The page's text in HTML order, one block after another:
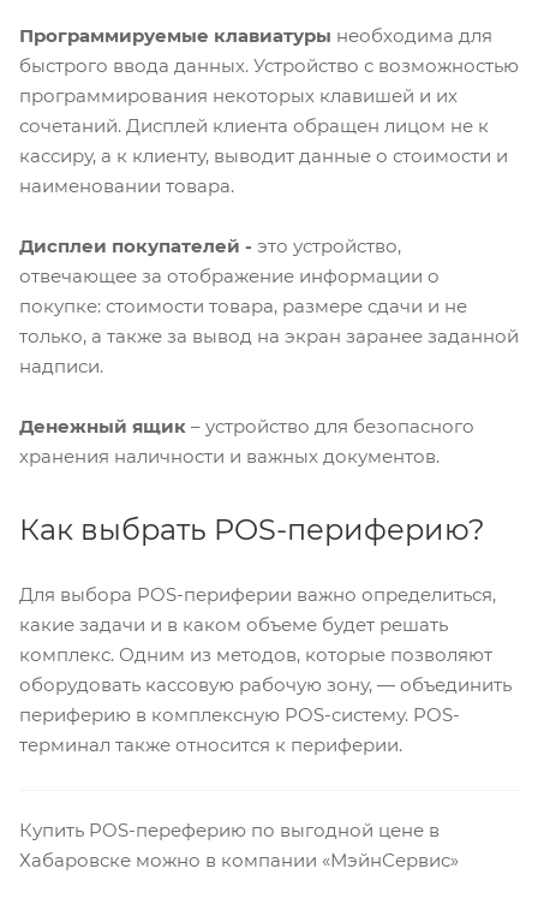
Программируемые клавиатуры необходима для
быстрого ввода данных. Устройство с возможностью
программирования некоторых клавишей и их
сочетаний. Дисплей клиента обращен лицом не к
кассиру, а к клиенту, выводит данные о стоимости и
наименовании товара.
Дисплеи покупателей - это устройство,
отвечающее за отображение информации о
покупке: стоимости товара, размере сдачи и не
только, а также за вывод на экран заранее заданной
надписи.
Денежный ящик – устройство для безопасного
хранения наличности и важных документов.
Как выбрать POS-периферию?
Для выбора POS-периферии важно определиться,
какие задачи и в каком объеме будет решать
комплекс. Одним из методов, которые позволяют
оборудовать кассовую рабочую зону, — объединить
периферию в комплексную POS-систему. POS-
терминал также относится к периферии.
Купить POS-переферию по выгодной цене в
Хабаровске можно в компании «МэйнСервис»